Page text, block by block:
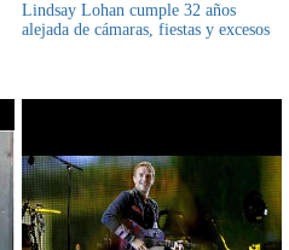
Lindsay Lohan cumple 32 años
alejada de cámaras, fiestas y excesos